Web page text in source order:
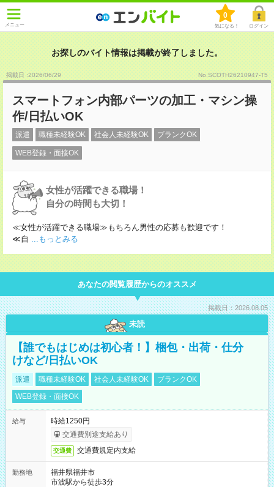
メニュー
0
気になる！ ログイン
お探しのバイト情報は掲載が終了しました。
掲載日 :2026/06/29 No.SCOTH26210947-T5
スマートフォン内部パーツの加工・マシン操
作/日払いOK
派遣 職種未経験OK 社会人未経験OK ブランクOK
WEB登録・面接OK
女性が活躍できる職場！
自分の時間も大切！
≪女性が活躍できる職場≫もちろん男性の応募も歓迎です！
≪自 ...もっとみる
あなたの閲覧履歴からのオススメ
掲載日：2026.08.05
未読
【誰でもはじめは初心者！】梱包・出荷・仕分
けなど/日払いOK
派遣 職種未経験OK 社会人未経験OK
ブランクOK
WEB登録・面接OK
給与
時給1250円
交通費別途支給あり
交通費 交通費規定内支給
勤務地
福井県福井市
市波駅から徒歩3分